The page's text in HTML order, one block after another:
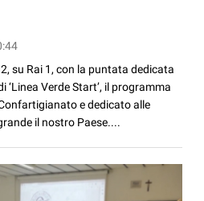
su Rai 1, con la puntata dedicata
‘Linea Verde Start’, il programma
e dedicato alle
il nostro Paese....